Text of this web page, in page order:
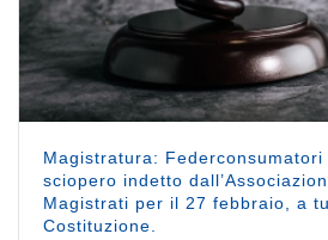
Magistratura:
sciopero indetto
Magistrati per il 27 febbraio, a
Costituzione.